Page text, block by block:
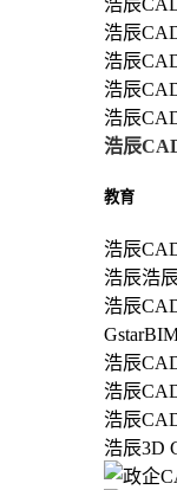
浩辰
浩辰
浩辰
浩辰
浩辰
教育
浩辰
浩辰浩
浩辰
浩辰
浩辰
浩辰
浩辰3D